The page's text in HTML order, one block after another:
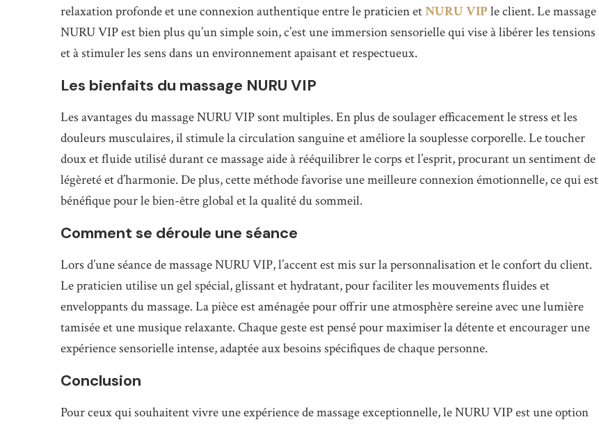
relaxation profonde et une connexion authentique entre le praticien etNURU VIP le client. Le massage
NURU VIP est bien plus qu’un simple soin, c’est une immersion sensorielle qui vise à libérer les tensions
et à stimuler les sens dans un environnement apaisant et respectueux.
Les bienfaits du massage NURU VIP
Les avantages du massage NURU VIP sont multiples. En plus de soulager efficacement le stress et les
douleurs musculaires, il stimule la circulation sanguine et améliore la souplesse corporelle. Le toucher
doux et fluide utilisé durant ce massage aide à rééquilibrer le corps et l’esprit, procurant un sentiment de
légèreté et d’harmonie. De plus, cette méthode favorise une meilleure connexion émotionnelle, ce qui est
bénéfique pour le bien-être global et la qualité du sommeil.
Comment se déroule une séance
Lors d’une séance de massage NURU VIP, l’accent est mis sur la personnalisation et le confort du client.
Le praticien utilise un gel spécial, glissant et hydratant, pour faciliter les mouvements fluides et
enveloppants du massage. La pièce est aménagée pour offrir une atmosphère sereine avec une lumière
tamisée et une musique relaxante. Chaque geste est pensé pour maximiser la détente et encourager une
expérience sensorielle intense, adaptée aux besoins spécifiques de chaque personne.
Conclusion
Pour ceux qui souhaitent vivre une expérience de massage exceptionnelle, le NURU VIP est une option